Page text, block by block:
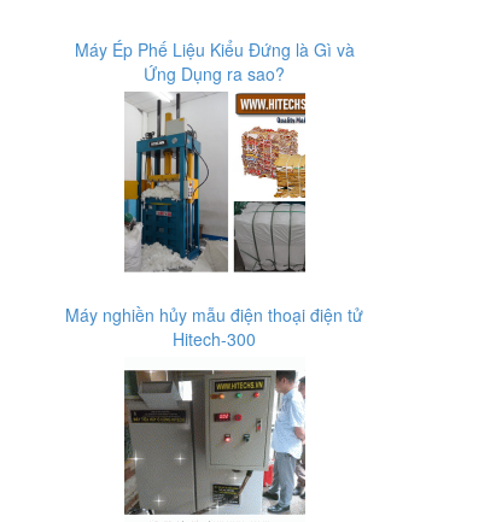
Máy Ép Phế Liệu Kiểu Đứng là Gì và
Ứng Dụng ra sao?
Máy nghiền hủy mẫu điện thoại điện tử
Hitech-300